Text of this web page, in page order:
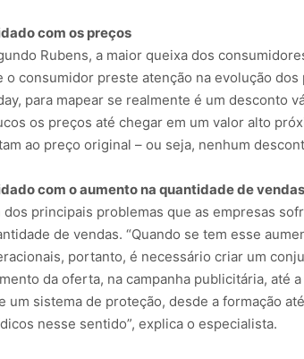
com os preços
Rubens, a maior queixa dos
o consumidor preste atenção na evolução
para mapear se realmente é um desconto
os preços até chegar em um valor alto
ao preço original – ou seja, nenhum
com o aumento na quantidade de vendas
dos principais problemas que as empresas
de vendas. “Quando se tem esse
portanto, é necessário criar um
da oferta, na campanha publicitária, até
um sistema de proteção, desde a formação
nesse sentido”, explica o especialista.